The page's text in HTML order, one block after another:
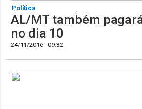
Política
AL/MT também
no dia 10
24/11/2016 - 09:32